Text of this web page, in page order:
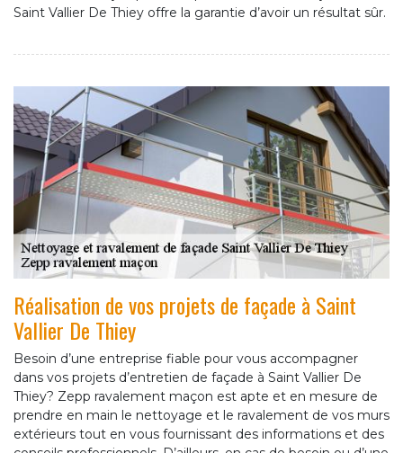
Saint Vallier De Thiey offre la garantie d’avoir un résultat sûr.
Réalisation de vos projets de façade à Saint
Vallier De Thiey
Besoin d’une entreprise fiable pour vous accompagner
dans vos projets d’entretien de façade à Saint Vallier De
Thiey? Zepp ravalement maçon est apte et en mesure de
prendre en main le nettoyage et le ravalement de vos murs
extérieurs tout en vous fournissant des informations et des